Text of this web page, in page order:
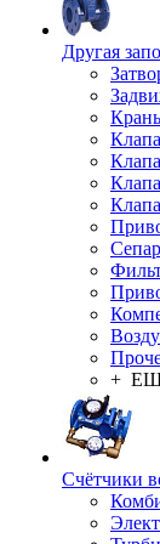
Другая
+
Счётчики